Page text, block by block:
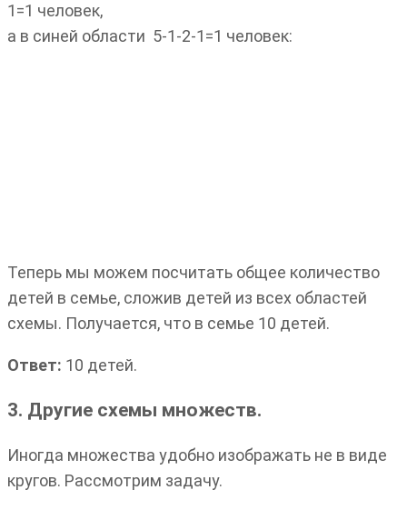
1=1 человек,
а в синей области 5-1-2-1=1 человек:
Теперь мы можем посчитать общее количество
детей в семье, сложив детей из всех областей
схемы. Получается, что в семье 10 детей.
Ответ: 10 детей.
3. Другие схемы множеств.
Иногда множества удобно изображать не в виде
кругов. Рассмотрим задачу.